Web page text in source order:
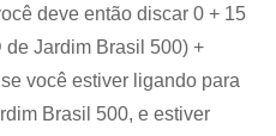
deve então discar 0 + 15
Jardim Brasil 500) +
você estiver ligando para
Brasil 500, e estiver